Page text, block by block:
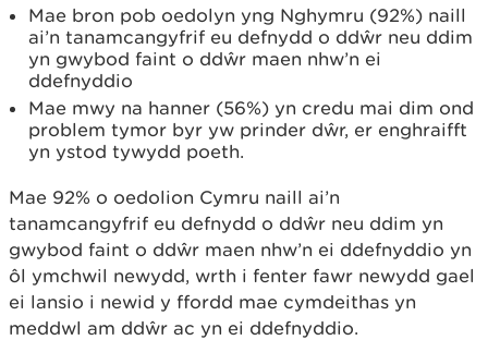
Mae bron pob oedolyn yng Nghymru (92%) naill
ai’n tanamcangyfrif eu defnydd o ddŵr neu ddim
yn gwybod faint o ddŵr maen nhw’n ei
ddefnyddio
Mae mwy na hanner (56%) yn credu mai dim ond
problem tymor byr yw prinder dŵr, er enghraifft
yn ystod tywydd poeth.
Mae 92% o oedolion Cymru naill ai’n
tanamcangyfrif eu defnydd o ddŵr neu ddim yn
gwybod faint o ddŵr maen nhw’n ei ddefnyddio yn
ôl ymchwil newydd, wrth i fenter fawr newydd gael
ei lansio i newid y ffordd mae cymdeithas yn
meddwl am ddŵr ac yn ei ddefnyddio.